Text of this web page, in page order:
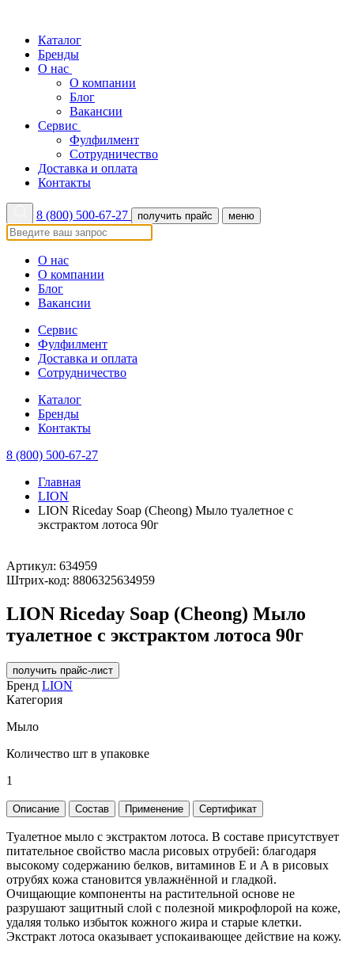
Каталог
Бренды
О нас
О компании
Блог
Вакансии
Сервис
Фулфилмент
Сотрудничество
Доставка и оплата
Контакты
8 (800) 500-67-27 получить прайс меню
О нас
О компании
Блог
Вакансии
Сервис
Фулфилмент
Доставка и оплата
Сотрудничество
Каталог
Бренды
Контакты
8 (800) 500-67-27
Главная
LION
LION Riceday Soap (Cheong) Мыло туалетное с
экстрактом лотоса 90г
Артикул: 634959
Штрих-код: 8806325634959
LION Riceday Soap (Cheong) Мыло
туалетное с экстрактом лотоса 90г
получить прайс-лист
Бренд LION
Категория
Мыло
Количество шт в упаковке
1
Описание Состав Применение Сертификат
Туалетное мыло с экстрактом лотоса. В составе присутствует
питательное свойство масла рисовых отрубей: благодаря
высокому содержанию белков, витаминов Е и А в рисовых
отрубях кожа становится увлажнённой и гладкой.
Очищающие компоненты на растительной основе не
разрушают защитный слой с полезной микрофлорой на коже,
удаляя только избыток кожного жира и старые клетки.
Экстракт лотоса оказывает успокаивающее действие на кожу.